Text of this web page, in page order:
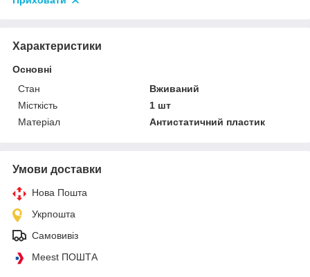
Характеристики
Основні
Стан
Вживаний
Місткість
1 шт
Матеріал
Антистатичний пластик
Умови доставки
Нова Пошта
Укрпошта
Самовивіз
Meest ПОШТА